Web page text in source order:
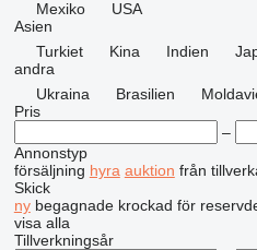
Mexiko
USA
Asien
Turkiet
Kina Indien
andra
Ukraina
Brasilien
Pris
–
Annonstyp
försäljning hyra auktion från
Skick
ny begagnade krockad för
visa alla
Tillverkningsår